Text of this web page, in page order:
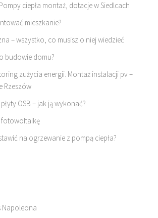
ciepła montaż, dotacje w Siedlcach
mieszkanie?
– wszystko, co musisz o niej wiedzieć
budowie domu?
zużycia energii. Montaż instalacji pv –
Rzeszów
OSB – jak ją wykonać?
na ogrzewanie z pompą ciepła?
Napoleona